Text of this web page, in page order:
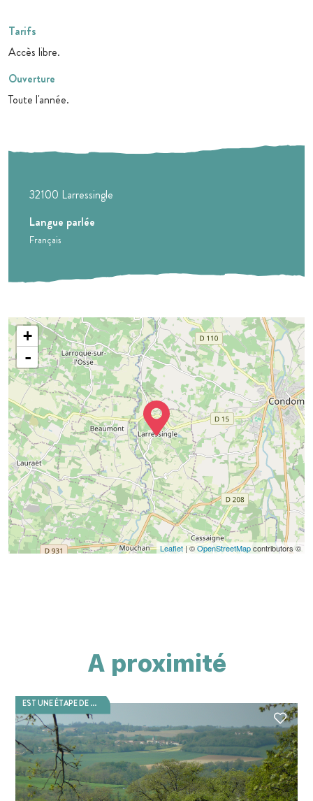
Tarifs
Accès libre.
Ouverture
Toute l'année.
32100 Larressingle
Langue parlée
Français
+
-
Leaflet | ©OpenStreetMapcontributors ©
A proximité
EST UNE ÉTAPE DE ...